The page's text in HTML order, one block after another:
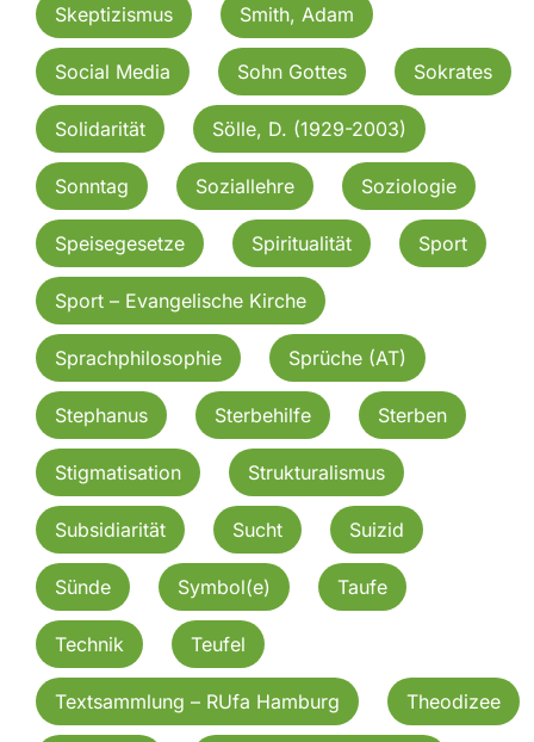
Skeptizismus Smith, Adam
Social Media Sohn Gottes Sokrates
Solidarität Sölle, D. (1929-2003)
Sonntag Soziallehre Soziologie
Speisegesetze Spiritualität Sport
Sport – Evangelische Kirche
Sprachphilosophie Sprüche (AT)
Stephanus Sterbehilfe Sterben
Stigmatisation Strukturalismus
Subsidiarität Sucht Suizid
Sünde Symbol(e) Taufe
Technik Teufel
Textsammlung – RUfa Hamburg Theodizee